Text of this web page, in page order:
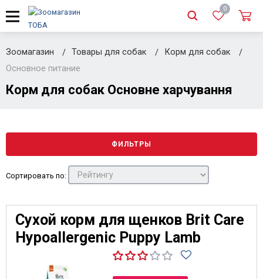
0
Зоомагазин Товары для собак
Корм для собак
Основное питание
Корм для собак Основне харчування
ФИЛЬТРЫ
Сортировать по:
Сухой корм для щенков Brit Care
Hypoallergenic Puppy Lamb